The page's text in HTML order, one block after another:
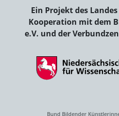
Ein Projekt des
Kooperation mit dem
e.V. und der
Bund Bildender